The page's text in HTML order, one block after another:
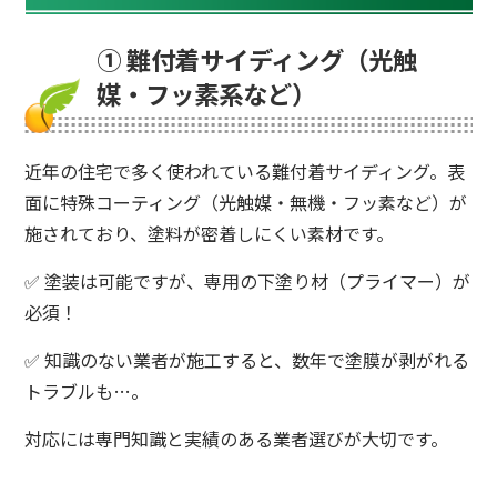
① 難付着サイディング（光触
媒・フッ素系など）
近年の住宅で多く使われている難付着サイディング。表
面に特殊コーティング（光触媒・無機・フッ素など）が
施されており、塗料が密着しにくい素材です。
✅ 塗装は可能ですが、専用の下塗り材（プライマー）が
必須！
✅ 知識のない業者が施工すると、数年で塗膜が剥がれる
トラブルも…。
対応には専門知識と実績のある業者選びが大切です。